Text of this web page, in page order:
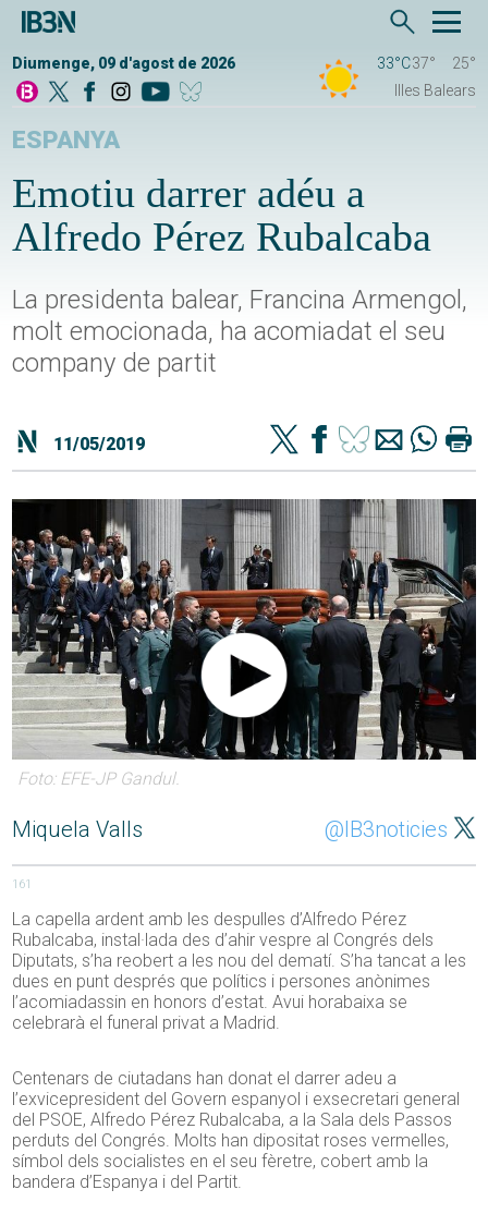
Diumenge, 09 d'agost de 2026 33°C37°
25°
Illes Balears
ESPANYA
Emotiu darrer adéu a
Alfredo Pérez Rubalcaba
La presidenta balear, Francina Armengol,
molt emocionada, ha acomiadat el seu
company de partit
11/05/2019
Foto: EFE-JP Gandul.
Miquela Valls @IB3noticies
161
La capella ardent amb les despulles d’Alfredo Pérez
Rubalcaba, instal·lada des d’ahir vespre al Congrés dels
Diputats, s’ha reobert a les nou del dematí. S’ha tancat a les
dues en punt després que polítics i persones anònimes
l’acomiadassin en honors d’estat. Avui horabaixa se
celebrarà el funeral privat a Madrid.
Centenars de ciutadans han donat el darrer adeu a
l’exvicepresident del Govern espanyol i exsecretari general
del PSOE, Alfredo Pérez Rubalcaba, a la Sala dels Passos
perduts del Congrés. Molts han dipositat roses vermelles,
símbol dels socialistes en el seu fèretre, cobert amb la
bandera d’Espanya i del Partit.